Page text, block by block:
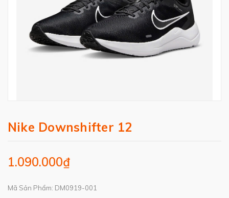
Nike Downshifter 12
1.090.000₫
Mã Sản Phẩm: DM0919-001